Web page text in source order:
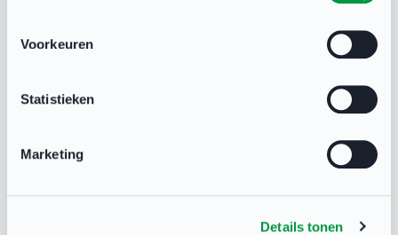
Voorkeuren
Statistieken
Marketing
Details tonen